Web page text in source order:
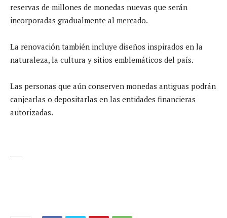
reservas de millones de monedas nuevas que serán
incorporadas gradualmente al mercado.
La renovación también incluye diseños inspirados en la
naturaleza, la cultura y sitios emblemáticos del país.
Las personas que aún conserven monedas antiguas podrán
canjearlas o depositarlas en las entidades financieras
autorizadas.